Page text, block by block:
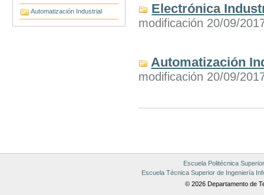
Automatización Industrial Electrónica
modificación 20/09/
Automatización
modificación 20/09/
Escuela Politécnica Superior
Escuela Técnica Superior de Ingeniería
© 2026 Departamento de